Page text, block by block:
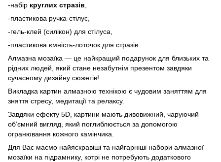
-набір круглих стразів
-пластикова ручка-стілус,
-гель-клей (силікон) для стілуса,
-пластикова ємність-лоточок для стразів.
Алмазна мозаїка — це найкращий подарунок для близьких та
рідних людей, який стане незабутнім презентом завдяки
сучасному дизайну сюжетів!
Викладка картин алмазною технікою є чудовим заняттям для
зняття стресу, медитації та релаксу.
Завдяки ефекту 5D, картини мають дивовижний, чаруючий
об’ємний вигляд, який поглиблюється за допомогою
огранювання кожного камінчика.
Для Вас маємо найяскравіші та найгарніші набори алмазної
мозаїки на підрамнику, котрі не потребують додаткового